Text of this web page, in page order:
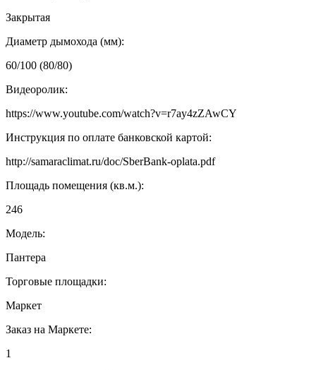
Закрытая
Диаметр дымохода (мм):
60/100 (80/80)
Видеоролик:
https://www.youtube.com/watch?v=r7ay4zZAwCY
Инструкция по оплате банковской картой:
http://samaraclimat.ru/doc/SberBank-oplata.pdf
Площадь помещения (кв.м.):
246
Модель:
Пантера
Торговые площадки:
Маркет
Заказ на Маркете:
1